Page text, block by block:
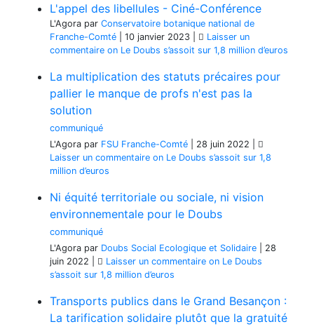
L'appel des libellules - Ciné-Conférence
L'Agora par Conservatoire botanique national de
Franche-Comté
10 janvier 2023
Laisser un
commentaire on Le Doubs s’assoit sur 1,8 million d’euros
La multiplication des statuts précaires pour
pallier le manque de profs n'est pas la
solution
communiqué
L'Agora par FSU Franche-Comté 28 juin 2022
Laisser un commentaire on Le Doubs s’assoit sur 1,8
million d’euros
Ni équité territoriale ou sociale, ni vision
environnementale pour le Doubs
communiqué
L'Agora par Doubs Social Ecologique et Solidaire
28
juin 2022
Laisser un commentaire on Le Doubs
s’assoit sur 1,8 million d’euros
Transports publics dans le Grand Besançon :
La tarification solidaire plutôt que la gratuité